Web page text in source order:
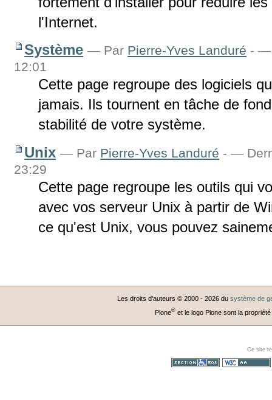
l'Internet.
Système — Par Pierre-Yves Landuré - —
12:01
Cette page regroupe des logiciels
jamais. Ils tournent en tâche de
stabilité de votre système.
Unix — Par Pierre-Yves Landuré - —
23:29
Cette page regroupe les outils qui
avec vos serveur Unix à partir de
ce qu'est Unix, vous pouvez
Les droits d'auteurs © 2000 - 2026 du système de
Plone®et le logo Plone sont la
Ce site